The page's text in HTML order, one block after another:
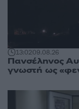
13:0209.08.26
Πανσέληνος
γνωστή ως